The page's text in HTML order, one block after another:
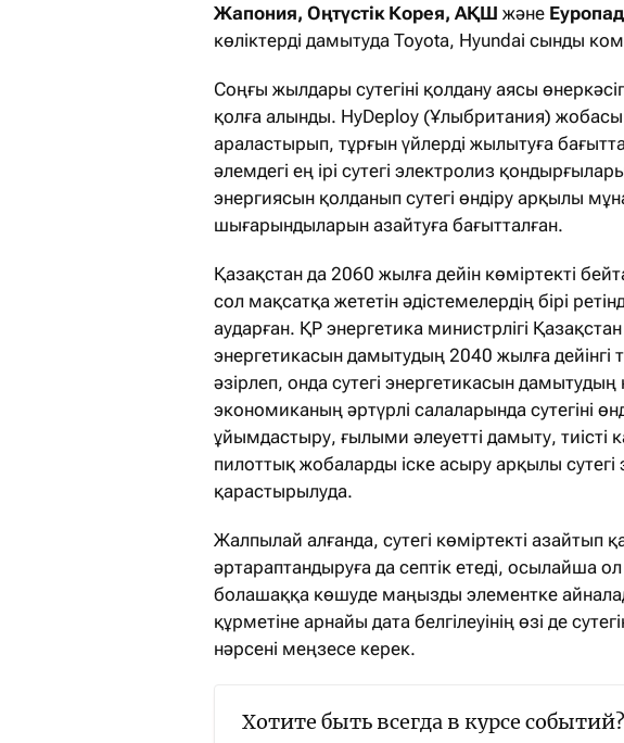
Жапония, Оңтүстік Корея, АҚШ және
көліктерді дамытуда Toyota, Hyundai сынды
Соңғы жылдары сутегіні қолдану аясы
қолға алынды. HyDeploy (Ұлыбритания) жобасы
араластырып, тұрғын үйлерді жылытуға
әлемдегі ең ірі сутегі электролиз
энергиясын қолданып сутегі өндіру арқылы
шығарындыларын азайтуға бағытталған.
Қазақстан да 2060 жылға дейін көміртекті
сол мақсатқа жететін әдістемелердің бірі
аударған. ҚР энергетика министрлігі
энергетикасын дамытудың 2040 жылға
әзірлеп, онда сутегі энергетикасын дамытудың
экономиканың әртүрлі салаларында сутегіні
ұйымдастыру, ғылыми әлеуетті дамыту, тиісті
пилоттық жобаларды іске асыру арқылы
қарастырылуда.
Жалпылай алғанда, сутегі көміртекті
әртараптандыруға да септік етеді, осылайша
болашаққа көшуде маңызды элементке
құрметіне арнайы дата белгілеуінің өзі де
нәрсені меңзесе керек.
Хотите быть всегда в курсе событий?